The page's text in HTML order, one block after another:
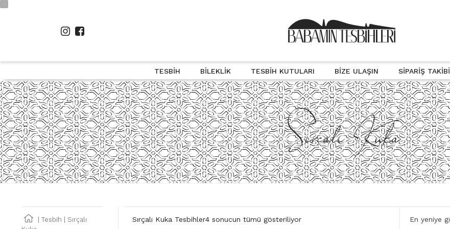
TESBIH BILEKLIK TESBIH KUTULARI BIZE ULAŞIN SIPARIŞ TAKIBI
Sırçalı Kuka
Tesbih
Sırçalı
Sırçalı Kuka Tesbihler4 sonucun tümü gösteriliyorEn